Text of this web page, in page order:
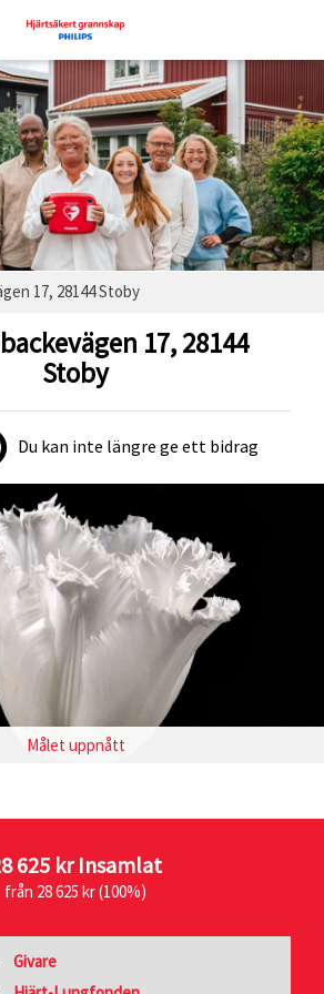
17, 28144 Stoby
17, 28144
Stoby
Du kan inte längre ge ett bidrag
Målet uppnått
625 krInsamlat
från 28 625 kr (100%)
Givare